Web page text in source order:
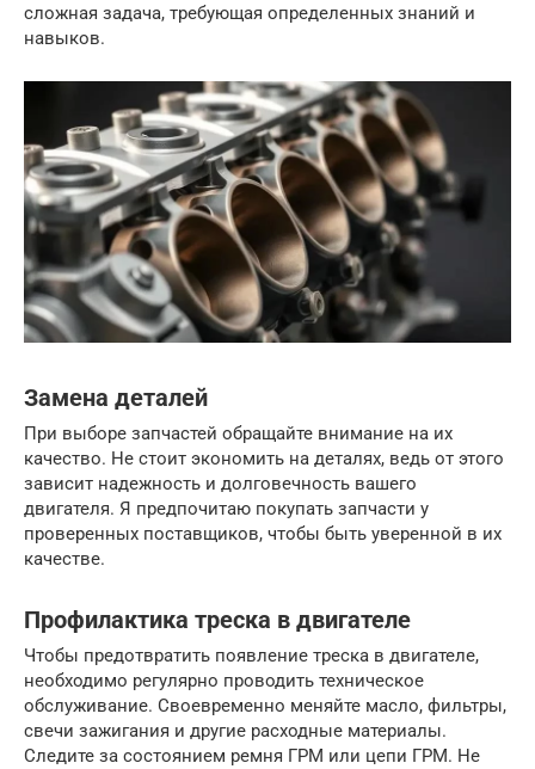
сложная задача, требующая определенных знаний и
навыков.
Замена деталей
При выборе запчастей обращайте внимание на их
качество. Не стоит экономить на деталях, ведь от этого
зависит надежность и долговечность вашего
двигателя. Я предпочитаю покупать запчасти у
проверенных поставщиков, чтобы быть уверенной в их
качестве.
Профилактика треска в двигателе
Чтобы предотвратить появление треска в двигателе,
необходимо регулярно проводить техническое
обслуживание. Своевременно меняйте масло, фильтры,
свечи зажигания и другие расходные материалы.
Следите за состоянием ремня ГРМ или цепи ГРМ. Не